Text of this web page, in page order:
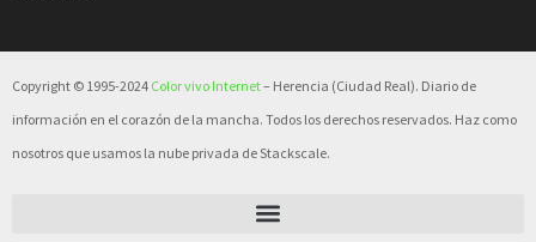
Copyright © 1995-2024 Color vivo Internet– Herencia (Ciudad Real). Diario de
información en el corazón de la mancha. Todos los derechos reservados. Haz como
nosotros que usamos la nube privada de Stackscale.